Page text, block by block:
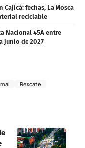
Cajicá: fechas, La Mosca
reciclable
Nacional 45A entre
junio de 2027
Rescate